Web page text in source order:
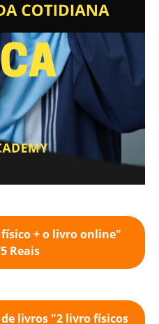
+ o livro online"
Reais
livros "2 livro físicos